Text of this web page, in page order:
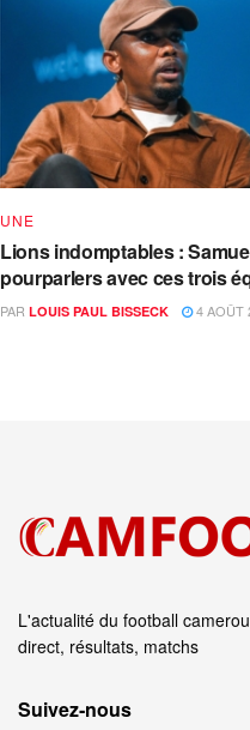
UNE
Lions indomptables :
pourparlers avec ces trois
PAR LOUIS PAUL BISSECK 4 AOÛT
L'actualité du football
direct, résultats, matchs
Suivez‑nous